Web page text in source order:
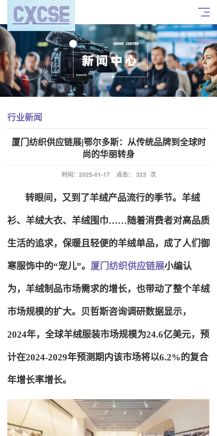
行业新闻
厦门纺织供应链展|鄂尔多斯：从传统品牌到全球时
尚的华丽转身
时间：2025-01-17 点击： 323 次
转眼间，又到了羊绒产品流行的季节。羊绒
衫、羊绒大衣、羊绒围巾……随着消费者对高品质
生活的追求，保暖且轻便的羊绒单品，成了人们御
寒服饰中的“宠儿”。 厦门纺织供应链展小编认
为，羊绒制品市场需求的增长，也带动了整个羊绒
市场规模的扩大。贝哲斯咨询调研数据显示，
2024年，全球羊绒服装市场规模为24.6亿美元，预
计在2024-2029年预测期内该市场将以6.2%的复合
年增长率增长。